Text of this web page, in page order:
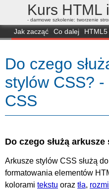
Kurs HTML
- darmowe szkolenie: tworzenie
Jak zacząć Co dalej HTML5
FAQ
Przeglądarki Mapa
Do czego
stylów CSS?
CSS
Do czego służą
Arkusze stylów CSS służą
formatowania elementów
kolorami tekstu oraz tła,